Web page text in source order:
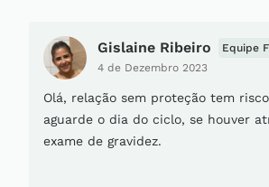
Gislaine Ribeiro
4 de Dezembro 2023
Equipe
Olá, relação sem proteção tem
aguarde o dia do ciclo, se houver
exame de gravidez.